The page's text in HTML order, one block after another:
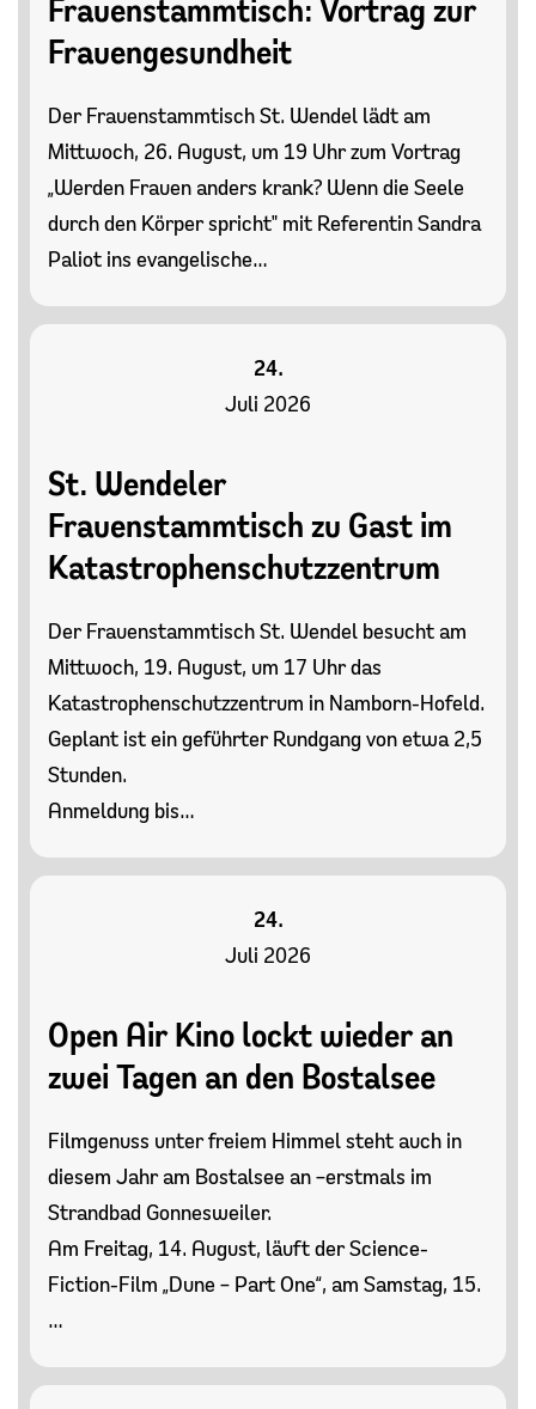
Frauenstammtisch: Vortrag zur
Frauengesundheit
Der Frauenstammtisch St. Wendel lädt am
Mittwoch, 26. August, um 19 Uhr zum Vortrag
„Werden Frauen anders krank? Wenn die Seele
durch den Körper spricht" mit Referentin Sandra
Paliot ins evangelische…
24.
Juli 2026
St. Wendeler
Frauenstammtisch zu Gast im
Katastrophenschutzzentrum
Der Frauenstammtisch St. Wendel besucht am
Mittwoch, 19. August, um 17 Uhr das
Katastrophenschutzzentrum in Namborn-Hofeld.
Geplant ist ein geführter Rundgang von etwa 2,5
Stunden.
Anmeldung bis…
24.
Juli 2026
Open Air Kino lockt wieder an
zwei Tagen an den Bostalsee
Filmgenuss unter freiem Himmel steht auch in
diesem Jahr am Bostalsee an –erstmals im
Strandbad Gonnesweiler.
Am Freitag, 14. August, läuft der Science-
Fiction-Film „Dune – Part One“, am Samstag, 15.
…